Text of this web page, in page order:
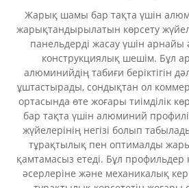
Жарық шамы бар тақта үшін
жарықтандырылатын көрсету
панельдерді жасау үшін арнайы
конструкциялық шешім. Бұл
алюминийдің табиғи беріктігін
ұштастырады, сондықтан ол
ортасында өте жоғары тиімділік
бар тақта үшін алюминий
жүйелерінің негізі болып
тұрақтылық пен оптималды
қамтамасыз етеді. Бұл профильдер
әсерлеріне және механикалық